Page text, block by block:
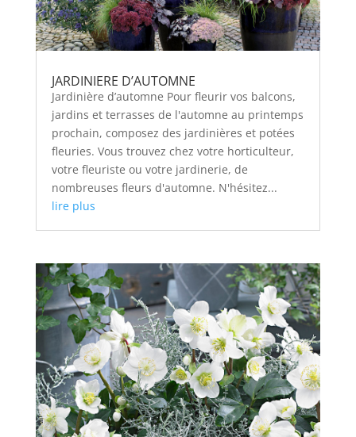
JARDINIERE D’AUTOMNE
Jardinière d’automne Pour fleurir vos balcons,
jardins et terrasses de l'automne au printemps
prochain, composez des jardinières et potées
fleuries. Vous trouvez chez votre horticulteur,
votre fleuriste ou votre jardinerie, de
nombreuses fleurs d'automne. N'hésitez...
lire plus